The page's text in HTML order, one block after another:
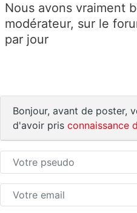
Nous avons vraiment
modérateur, sur le
par jour
Bonjour, avant de poster,
d'avoir pris connaissance